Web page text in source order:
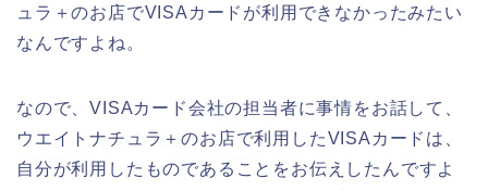
ュラ＋のお店でVISAカードが利用できなかったみたい
なんですよね。
なので、VISAカード会社の担当者に事情をお話して、
ウエイトナチュラ＋のお店で利用したVISAカードは、
自分が利用したものであることをお伝えしたんですよ